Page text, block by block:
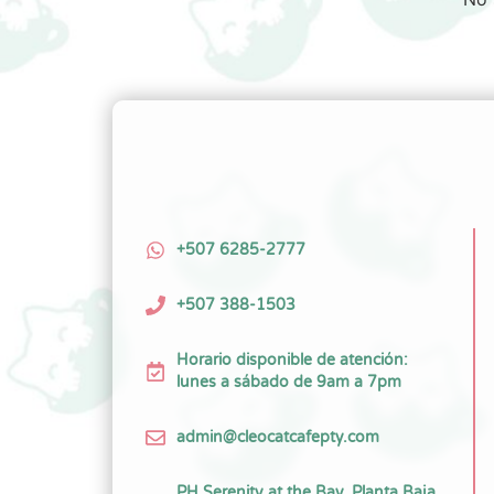
+507 6285-2777
+507 388-1503
Horario disponible de atención:
lunes a sábado de 9am a 7pm
admin@cleocatcafepty.com